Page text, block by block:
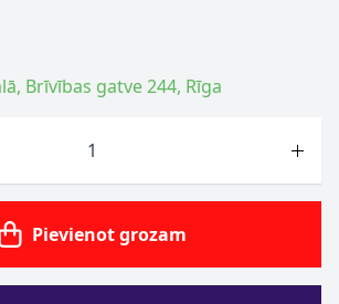
Brīvības gatve 244, Rīga
Pievienot grozam